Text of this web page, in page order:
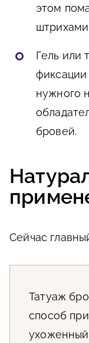
этом
Гель или
нужного
бровей.
Сейчас
Татуаж
способ